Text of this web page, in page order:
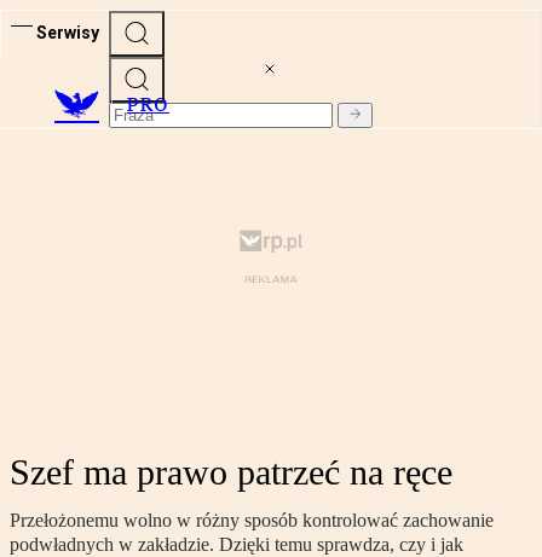
Serwisy
PRO
Szef ma prawo patrzeć na ręce
Przełożonemu wolno w różny sposób kontrolować zachowanie
podwładnych w zakładzie. Dzięki temu sprawdza, czy i jak